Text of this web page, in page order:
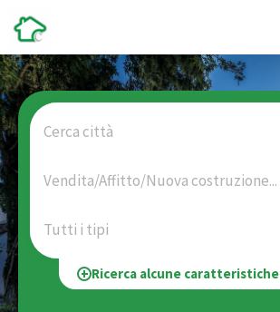
Cerca città
Vendita/Affitto/Nuova costruzione...
Tutti i tipi
Ricerca alcune caratteristiche